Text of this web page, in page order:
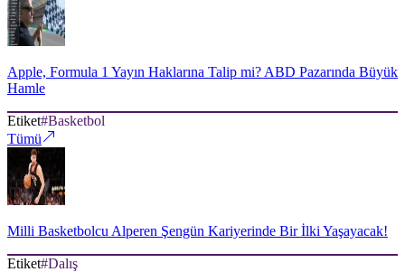
Apple, Formula 1 Yayın Haklarına Talip mi? ABD Pazarında Büyük
Hamle
Etiket#Basketbol
Tümü
Milli Basketbolcu Alperen Şengün Kariyerinde Bir İlki Yaşayacak!
Etiket#Dalış